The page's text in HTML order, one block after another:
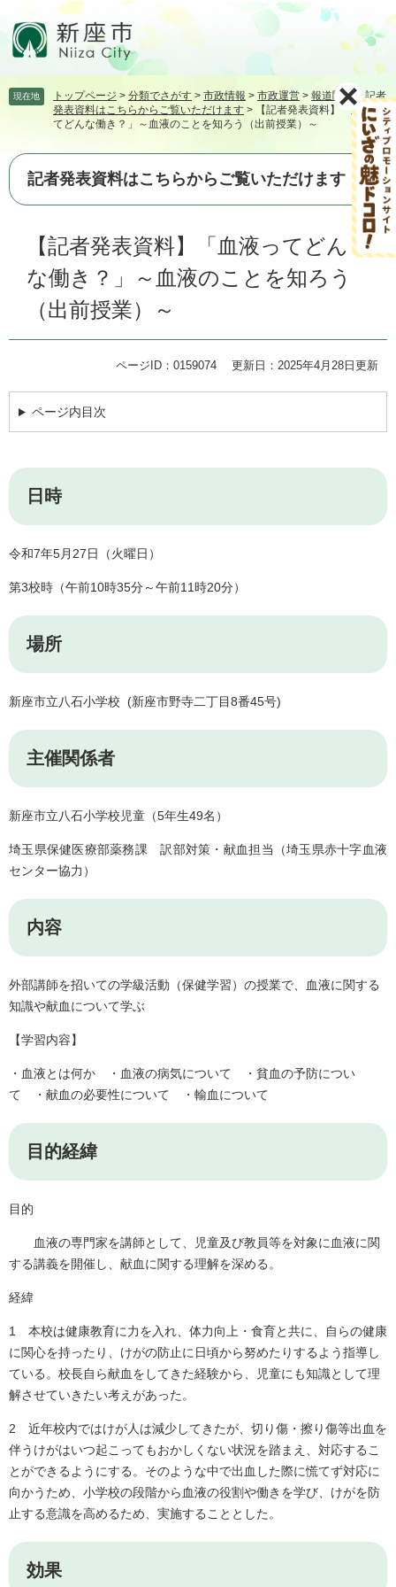
頭飛
て
文
現在地 トップページ > 分類でさがす > 市政情報 > 市政運営 > 報道関係>記者
発表資料はこちらからご覧いただけます >
【記者発表資料】「血液っ
てどんな働き？」～血液のことを知ろう（出前授業）～
記者発表資料はこちらからご覧いただけます
【記者発表資料】「血液ってどん
な働き？」～血液のことを知ろう
（出前授業）～
ページID：0159074 更新日：2025年4月28日更新
ページ内目次
日時
令和7年5月27日（火曜日）
第3校時（午前10時35分～午前11時20分）
場所
新座市立八石小学校 (新座市野寺二丁目8番45号)
主催関係者
新座市立八石小学校児童（5年生49名）
埼玉県保健医療部薬務課 訳部対策・献血担当（埼玉県赤十字血液
センター協力）
内容
外部講師を招いての学級活動（保健学習）の授業で、血液に関する
知識や献血について学ぶ
【学習内容】
・血液とは何か ・血液の病気について ・貧血の予防につい
て ・献血の必要性について ・輸血について
目的経緯
目的
血液の専門家を講師として、児童及び教員等を対象に血液に関
する講義を開催し、献血に関する理解を深める。
経緯
1 本校は健康教育に力を入れ、体力向上・食育と共に、自らの健康
に関心を持ったり、けがの防止に日頃から努めたりするよう指導し
ている。校長自ら献血をしてきた経験から、児童にも知識として理
解させていきたい考えがあった。
2 近年校内ではけが人は減少してきたが、切り傷・擦り傷等出血を
伴うけがはいつ起こってもおかしくない状況を踏まえ、対応するこ
とができるようにする。そのような中で出血した際に慌てず対応に
向かうため、小学校の段階から血液の役割や働きを学び、けがを防
止する意識を高めるため、実施することとした。
効果